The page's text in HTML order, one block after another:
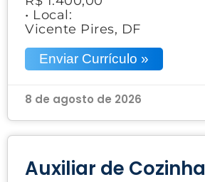
• Local:
Vicente Pires, DF
Enviar Currículo »
8 de agosto de 2026
Auxiliar de Cozinha